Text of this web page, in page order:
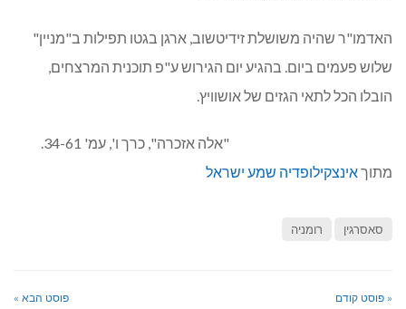
האדמו"ר שהיה משושלת זידיטשוב, ארגן בגטו תפילות ב"מניין"
שלוש פעמים ביום. בהגיע יום הגירוש ע"פ תוכנית המרצחים,
הובלו הכל לתאי הגזים של אושוויץ.
"אלה אזכרה", כרך ו', עמ' 34-61.
מתוךאינצקילופדיה שמע ישראל
סאסרגין רומניה
« פוסט קודם פוסט הבא »